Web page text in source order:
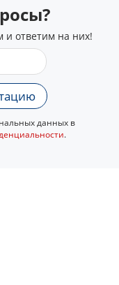
и ответим на них!
данных в
.